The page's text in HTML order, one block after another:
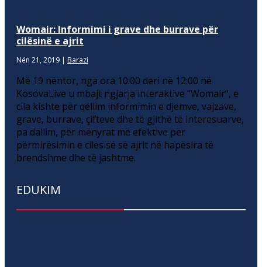
Womair: Informimi i grave dhe burrave për
cilësinë e ajrit
Nën 21, 2019 | Barazi
Më 19 nëntor, nga ora 10:00 deri në 12:00 në
KosovaLive u mbajt ngjarja interaktive “Womair”, e
cila kishte për qëllim informimin e djemve, vajzave,
grave, burrave, çifteve dhe të gjithë të interesuarve,
pa dallim, për mënyrat më efektive për
përmirësimin e cilësisë së ajrit në hapësira të
brendshme dhe të jashtme.
EDUKIM